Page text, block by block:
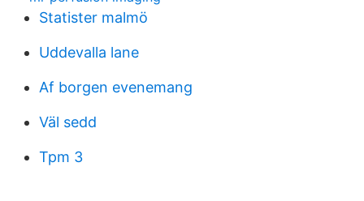
Statister malmö
Uddevalla lane
Af borgen evenemang
Väl sedd
Tpm 3